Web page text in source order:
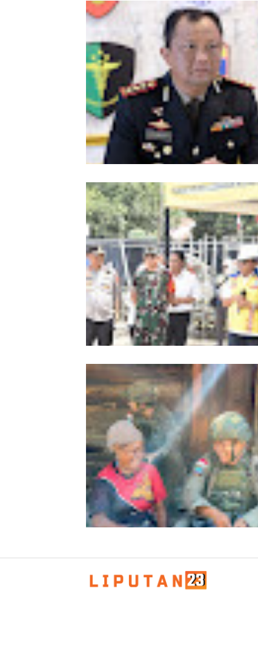
Kombes Andi Kirana Diperiksa
Polri, Kapolda Tunjuk Kabid TIK
Pelaksana Tugas Kapolresta
Kapolda Aceh Bersama
Sambut Kunjungan Kerja Wakil
RI di Kabupaten Bireuen
Patroli Humanis Satgas Kepolisian